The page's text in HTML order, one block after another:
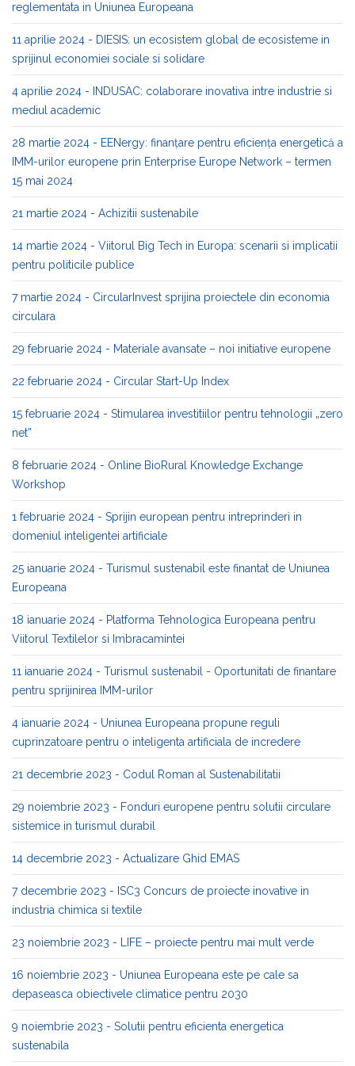
reglementata in Uniunea Europeana
11 aprilie 2024 - DIESIS: un ecosistem global de ecosisteme in
sprijinul economiei sociale si solidare
4 aprilie 2024 - INDUSAC: colaborare inovativa intre industrie si
mediul academic
28 martie 2024 - EENergy: finanțare pentru eficiența energetică a
IMM-urilor europene prin Enterprise Europe Network – termen
15 mai 2024
21 martie 2024 - Achizitii sustenabile
14 martie 2024 - Viitorul Big Tech in Europa: scenarii si implicatii
pentru politicile publice
7 martie 2024 - CircularInvest sprijina proiectele din economia
circulara
29 februarie 2024 - Materiale avansate – noi initiative europene
22 februarie 2024 - Circular Start-Up Index
15 februarie 2024 - Stimularea investitiilor pentru tehnologii „zero
net”
8 februarie 2024 - Online BioRural Knowledge Exchange
Workshop
1 februarie 2024 - Sprijin european pentru intreprinderi in
domeniul inteligentei artificiale
25 ianuarie 2024 - Turismul sustenabil este finantat de Uniunea
Europeana
18 ianuarie 2024 - Platforma Tehnologica Europeana pentru
Viitorul Textilelor si Imbracamintei
11 ianuarie 2024 - Turismul sustenabil - Oportunitati de finantare
pentru sprijinirea IMM-urilor
4 ianuarie 2024 - Uniunea Europeana propune reguli
cuprinzatoare pentru o inteligenta artificiala de incredere
21 decembrie 2023 - Codul Roman al Sustenabilitatii
29 noiembrie 2023 - Fonduri europene pentru solutii circulare
sistemice in turismul durabil
14 decembrie 2023 - Actualizare Ghid EMAS
7 decembrie 2023 - ISC3 Concurs de proiecte inovative in
industria chimica si textile
23 noiembrie 2023 - LIFE – proiecte pentru mai mult verde
16 noiembrie 2023 - Uniunea Europeana este pe cale sa
depaseasca obiectivele climatice pentru 2030
9 noiembrie 2023 - Solutii pentru eficienta energetica
sustenabila